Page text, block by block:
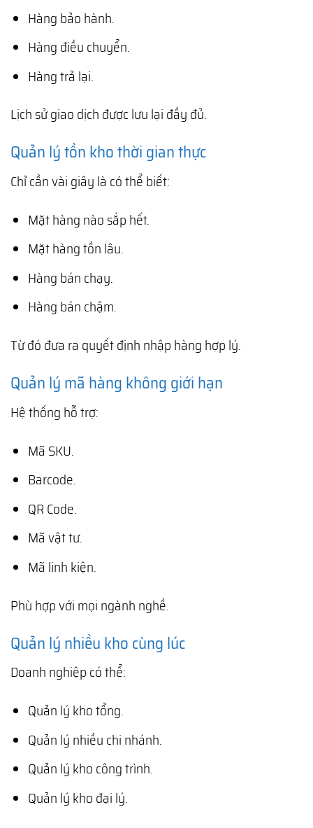
Hàng bảo hành.
Hàng điều chuyển.
Hàng trả lại.
Lịch sử giao dịch được lưu lại đầy đủ.
Quản lý tồn kho thời gian thực
Chỉ cần vài giây là có thể biết:
Mặt hàng nào sắp hết.
Mặt hàng tồn lâu.
Hàng bán chạy.
Hàng bán chậm.
Từ đó đưa ra quyết định nhập hàng hợp lý.
Quản lý mã hàng không giới hạn
Hệ thống hỗ trợ:
Mã SKU.
Barcode.
QR Code.
Mã vật tư.
Mã linh kiện.
Phù hợp với mọi ngành nghề.
Quản lý nhiều kho cùng lúc
Doanh nghiệp có thể:
Quản lý kho tổng.
Quản lý nhiều chi nhánh.
Quản lý kho công trình.
Quản lý kho đại lý.